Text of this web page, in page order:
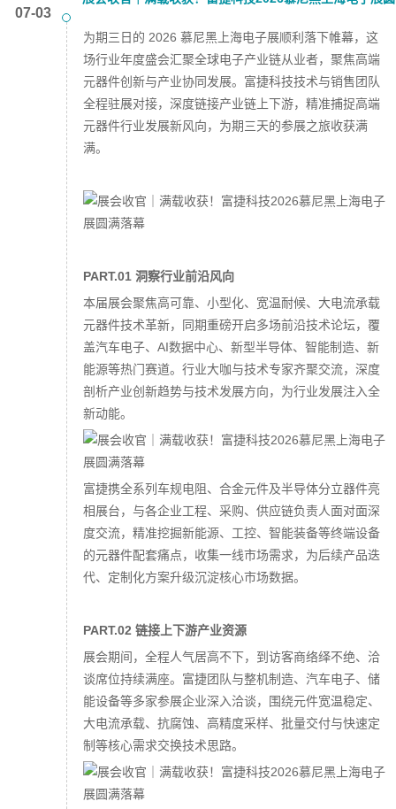
07-03
为期三日的 2026 慕尼黑上海电子展顺利落下帷幕，这
场行业年度盛会汇聚全球电子产业链从业者，聚焦高端
元器件创新与产业协同发展。富捷科技技术与销售团队
全程驻展对接，深度链接产业链上下游，精准捕捉高端
元器件行业发展新风向，为期三天的参展之旅收获满
满。
PART.01 洞察行业前沿风向
本届展会聚焦高可靠、小型化、宽温耐候、大电流承载
元器件技术革新，同期重磅开启多场前沿技术论坛，覆
盖汽车电子、AI数据中心、新型半导体、智能制造、新
能源等热门赛道。行业大咖与技术专家齐聚交流，深度
剖析产业创新趋势与技术发展方向，为行业发展注入全
新动能。
富捷携全系列车规电阻、合金元件及半导体分立器件亮
相展台，与各企业工程、采购、供应链负责人面对面深
度交流，精准挖掘新能源、工控、智能装备等终端设备
的元器件配套痛点，收集一线市场需求，为后续产品迭
代、定制化方案升级沉淀核心市场数据。
PART.02 链接上下游产业资源
展会期间，全程人气居高不下，到访客商络绎不绝、洽
谈席位持续满座。富捷团队与整机制造、汽车电子、储
能设备等多家参展企业深入洽谈，围绕元件宽温稳定、
大电流承载、抗腐蚀、高精度采样、批量交付与快速定
制等核心需求交换技术思路。